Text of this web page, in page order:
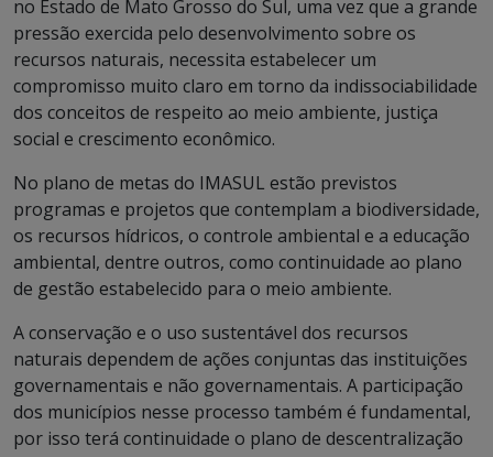
no Estado de Mato Grosso do Sul, uma vez que a grande
pressão exercida pelo desenvolvimento sobre os
recursos naturais, necessita estabelecer um
compromisso muito claro em torno da indissociabilidade
dos conceitos de respeito ao meio ambiente, justiça
social e crescimento econômico.
No plano de metas do IMASUL estão previstos
programas e projetos que contemplam a biodiversidade,
os recursos hídricos, o controle ambiental e a educação
ambiental, dentre outros, como continuidade ao plano
de gestão estabelecido para o meio ambiente.
A conservação e o uso sustentável dos recursos
naturais dependem de ações conjuntas das instituições
governamentais e não governamentais. A participação
dos municípios nesse processo também é fundamental,
por isso terá continuidade o plano de descentralização